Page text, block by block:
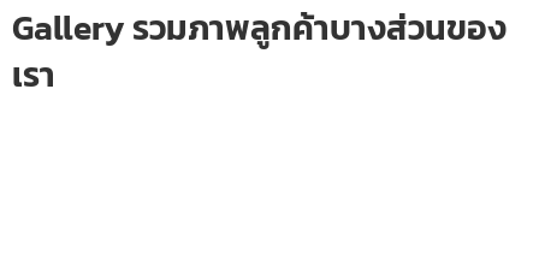
Gallery รวมภาพลูกค้าบางส่วนของ
เรา